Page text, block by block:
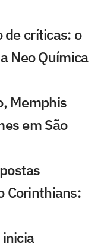
de críticas: o
Neo Química
Memphis
em São
Corinthians: